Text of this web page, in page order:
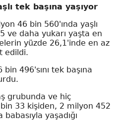
tek başına yaşıyor
46 bin 560'ında yaşlı
ve daha yukarı yaşta en
yüzde 26,1'inde en az
edildi.
496'sını tek başına
grubunda ve hiç
33 kişiden, 2 milyon 452
yaşadığı